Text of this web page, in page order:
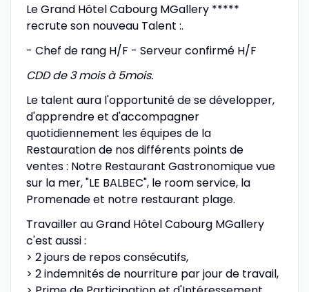
Le Grand Hôtel Cabourg MGallery *****
recrute son nouveau Talent :.
- Chef de rang H/F - Serveur confirmé H/F
CDD de 3 mois à 5mois.
Le talent aura l'opportunité de se développer,
d'apprendre et d'accompagner
quotidiennement les équipes de la
Restauration de nos différents points de
ventes : Notre Restaurant Gastronomique vue
sur la mer, "LE BALBEC", le room service, la
Promenade et notre restaurant plage.
Travailler au Grand Hôtel Cabourg MGallery
c'est aussi :
> 2 jours de repos consécutifs,
> 2 indemnités de nourriture par jour de travail,